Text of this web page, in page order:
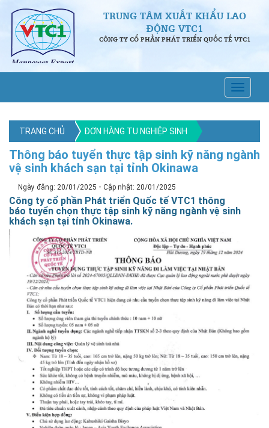
TRUNG TÂM XUẤT KHẨU LAO
ĐỘNG VTC1
CÔNG TY CỔ PHẦN PHÁT TRIỂN QUỐC TẾ VTC1
TRANG CHỦ ĐƠN HÀNG TU NGHIỆP SINH
Thông báo tuyển thực tập sinh kỹ năng ngành
vệ sinh khách sạn tại tỉnh Okinawa
Ngày đăng: 20/01/2025 - Cập nhật: 20/01/2025
Công ty cổ phần Phát triển Quốc tế VTC1 thông
báo tuyển chọn thực tập sinh kỹ năng ngành vệ sinh
khách sạn tại tỉnh Okinawa.